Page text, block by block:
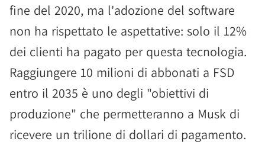
fine del 2020, ma l'adozione del software
non ha rispettato le aspettative: solo il 12%
dei clienti ha pagato per questa tecnologia.
Raggiungere 10 milioni di abbonati a FSD
entro il 2035 è uno degli "obiettivi di
produzione" che permetteranno a Musk di
ricevere un trilione di dollari di pagamento.